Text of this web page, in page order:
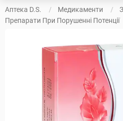
Аптека D.S. Медикаменти
Препарати При Порушенні Потенції